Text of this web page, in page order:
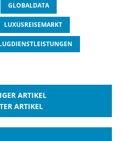
GLOBALDATA
LUXUSREISEMARKT
ARTIKEL
ARTIKEL